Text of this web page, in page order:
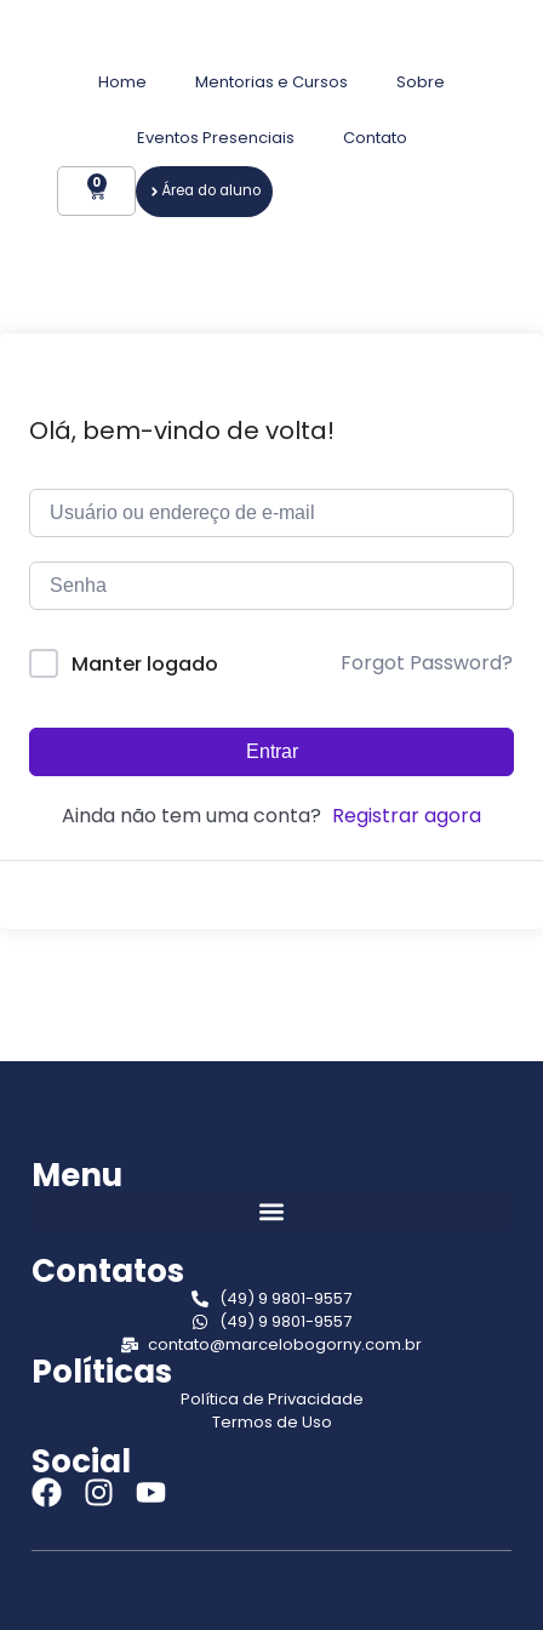
Home Mentorias e Cursos Sobre
Eventos Presenciais Contato
0 Área do aluno
Olá, bem-vindo de volta!
Manter logado Forgot Password?
Entrar
Ainda não tem uma conta? Registrar agora
Menu
Contatos
(49) 9 9801-9557
(49) 9 9801-9557
contato@marcelobogorny.com.br
Políticas
Política de Privacidade
Termos de Uso
Social